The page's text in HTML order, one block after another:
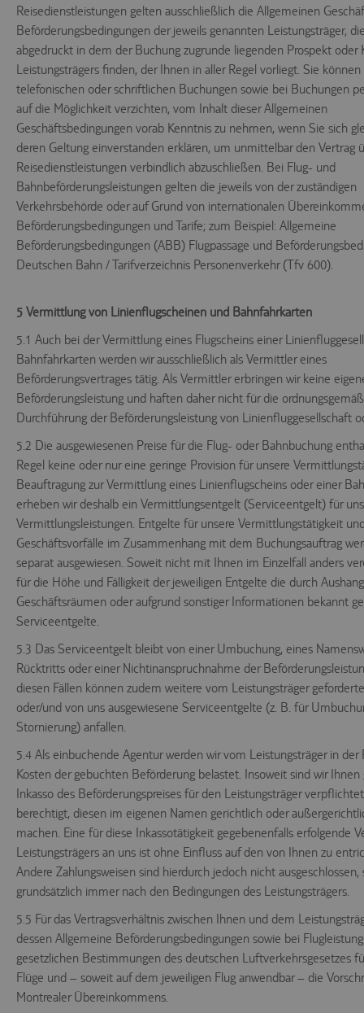
Reisedienstleistungen gelten ausschließlich die Allgemeinen
Beförderungsbedingungen der jeweils genannten Leistungsträger,
abgedruckt in dem der Buchung zugrunde liegenden Prospekt oder
Leistungsträgers finden, der Ihnen in aller Regel vorliegt. Sie können
telefonischen oder schriftlichen Buchungen sowie bei Buchungen
auf die Möglichkeit verzichten, vom Inhalt dieser Allgemeinen
Geschäftsbedingungen vorab Kenntnis zu nehmen, wenn Sie sich
deren Geltung einverstanden erklären, um unmittelbar den Vertrag
Reisedienstleistungen verbindlich abzuschließen. Bei Flug- und
Bahnbeförderungsleistungen gelten die jeweils von der zuständigen
Verkehrsbehörde oder auf Grund von internationalen
Beförderungsbedingungen und Tarife; zum Beispiel: Allgemeine
Beförderungsbedingungen (ABB) Flugpassage und
Deutschen Bahn / Tarifverzeichnis Personenverkehr (Tfv 600).
5 Vermittlung von Linienflugscheinen und Bahnfahrkarten
5.1 Auch bei der Vermittlung eines Flugscheins einer
Bahnfahrkarten werden wir ausschließlich als Vermittler eines
Beförderungsvertrages tätig. Als Vermittler erbringen wir keine
Beförderungsleistung und haften daher nicht für die
Durchführung der Beförderungsleistung von Linienfluggesellschaft
5.2 Die ausgewiesenen Preise für die Flug- oder Bahnbuchung
Regel keine oder nur eine geringe Provision für unsere
Beauftragung zur Vermittlung eines Linienflugscheins oder einer
erheben wir deshalb ein Vermittlungsentgelt (Serviceentgelt) für
Vermittlungsleistungen. Entgelte für unsere Vermittlungstätigkeit
Geschäftsvorfälle im Zusammenhang mit dem Buchungsauftrag
separat ausgewiesen. Soweit nicht mit Ihnen im Einzelfall anders
für die Höhe und Fälligkeit der jeweiligen Entgelte die durch
Geschäftsräumen oder aufgrund sonstiger Informationen bekannt
Serviceentgelte.
5.3 Das Serviceentgelt bleibt von einer Umbuchung, eines
Rücktritts oder einer Nichtinanspruchnahme der
diesen Fällen können zudem weitere vom Leistungsträger
oder/und von uns ausgewiesene Serviceentgelte (z. B. für
Stornierung) anfallen.
5.4 Als einbuchende Agentur werden wir vom Leistungsträger in der
Kosten der gebuchten Beförderung belastet. Insoweit sind wir Ihnen
Inkasso des Beförderungspreises für den Leistungsträger
berechtigt, diesen im eigenen Namen gerichtlich oder
machen. Eine für diese Inkassotätigkeit gegebenenfalls erfolgende
Leistungsträgers an uns ist ohne Einfluss auf den von Ihnen zu
Andere Zahlungsweisen sind hierdurch jedoch nicht
grundsätzlich immer nach den Bedingungen des Leistungsträgers.
5.5 Für das Vertragsverhältnis zwischen Ihnen und dem
dessen Allgemeine Beförderungsbedingungen sowie bei
gesetzlichen Bestimmungen des deutschen Luftverkehrsgesetzes
Flüge und – soweit auf dem jeweiligen Flug anwendbar – die
Montrealer Übereinkommens.